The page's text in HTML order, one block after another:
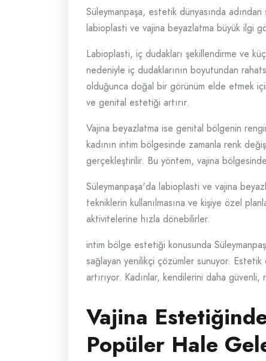
Süleymanpaşa, estetik dünyasında
labioplasti ve vajina beyazlatma büyük ilgi
Labioplasti, iç dudakları şekillendirme ve
nedeniyle iç dudaklarının boyutundan
olduğunca doğal bir görünüm elde etmek
ve genital estetiği artırır.
Vajina beyazlatma ise genital bölgenin
kadının intim bölgesinde zamanla renk
gerçekleştirilir. Bu yöntem, vajina
Süleymanpaşa'da labioplasti ve vajina
tekniklerin kullanılmasına ve kişiye özel
aktivitelerine hızla dönebilirler.
intim bölge estetiği konusunda
sağlayan yenilikçi çözümler sunuyor. Estetik
artırıyor. Kadınlar, kendilerini daha
Vajina
Popüler Hale